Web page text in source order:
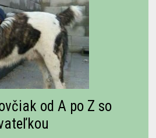
od A po Z so